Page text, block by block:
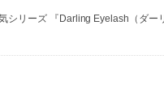
リーズ 『Darling Eyelash（ダー